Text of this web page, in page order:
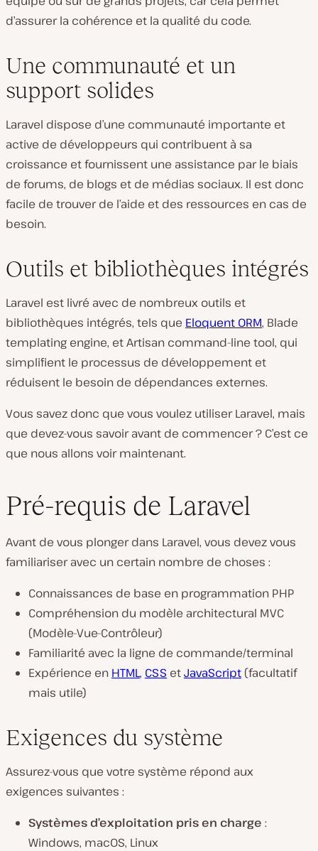
d’assurer la cohérence et la qualité du code.
Une communauté et un
support solides
Laravel dispose d’une communauté importante et
active de développeurs qui contribuent à sa
croissance et fournissent une assistance par le biais
de forums, de blogs et de médias sociaux. Il est donc
facile de trouver de l’aide et des ressources en cas de
besoin.
Outils et bibliothèques intégrés
Laravel est livré avec de nombreux outils et
bibliothèques intégrés, tels que Eloquent ORM, Blade
templating engine, et Artisan command-line tool, qui
simplifient le processus de développement et
réduisent le besoin de dépendances externes.
Vous savez donc que vous voulez utiliser Laravel, mais
que devez-vous savoir avant de commencer ? C’est ce
que nous allons voir maintenant.
Pré-requis de Laravel
Avant de vous plonger dans Laravel, vous devez vous
familiariser avec un certain nombre de choses :
Connaissances de base en programmation PHP
Compréhension du modèle architectural MVC
(Modèle-Vue-Contrôleur)
Familiarité avec la ligne de commande/terminal
Expérience en HTML, CSS etJavaScript (facultatif
mais utile)
Exigences du système
Assurez-vous que votre système répond aux
exigences suivantes :
Systèmes d’exploitation pris en charge :
Windows, macOS, Linux